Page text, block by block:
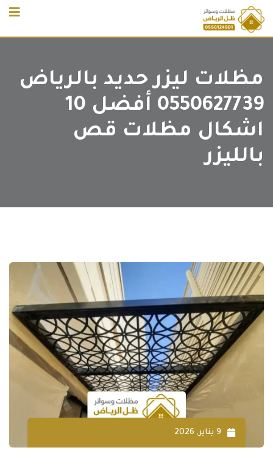
Skip
to
content
مظلات ليزر حديد بالرياض
0550627739 أفضل 10
اشكال مظلات قص
بالليزر
9 يناير, 2026